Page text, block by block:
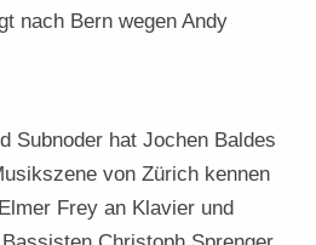
nach Bern wegen Andy
Subnoder hat Jochen Baldes
von Zürich kennen
Frey an Klavier und